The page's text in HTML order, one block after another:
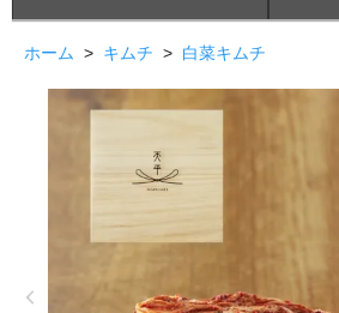
ホーム > キムチ > 白菜キムチ